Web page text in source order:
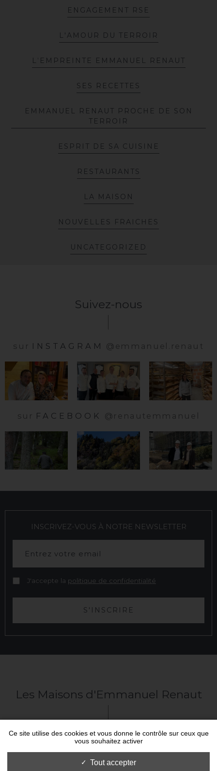
E N GAG E M E N T R S E
L 'A M O U R D U T E R R O I R
L ’ E M P R E I N T E E M M A N U E L R E N A U T
S E S R E C E TT E S
E M M A N U E L R E N A U T P R O C H E D E S O N
T E R R O I R
E S P R I T D E SA C U I S I N E
R E S TA U RA N TS
LA M A I S O N
N O UV E L L E S F RA I C H E S
U N C AT E G O R I Z E D
Suivez-nous
sur INSTAGRAM @emmanuel.renaut
sur FACEBOOK @renautemmanuel
INSCRIVEZ-VOUS À NOTRE NEWSLETTER
J'accepte la politique de confidentialité
S'INSCRIRE
Les Maisons d'Emmanuel Renaut
Ce site utilise des cookies et vous donne le contrôle sur ceux que
vous souhaitez activer
Tout accepter